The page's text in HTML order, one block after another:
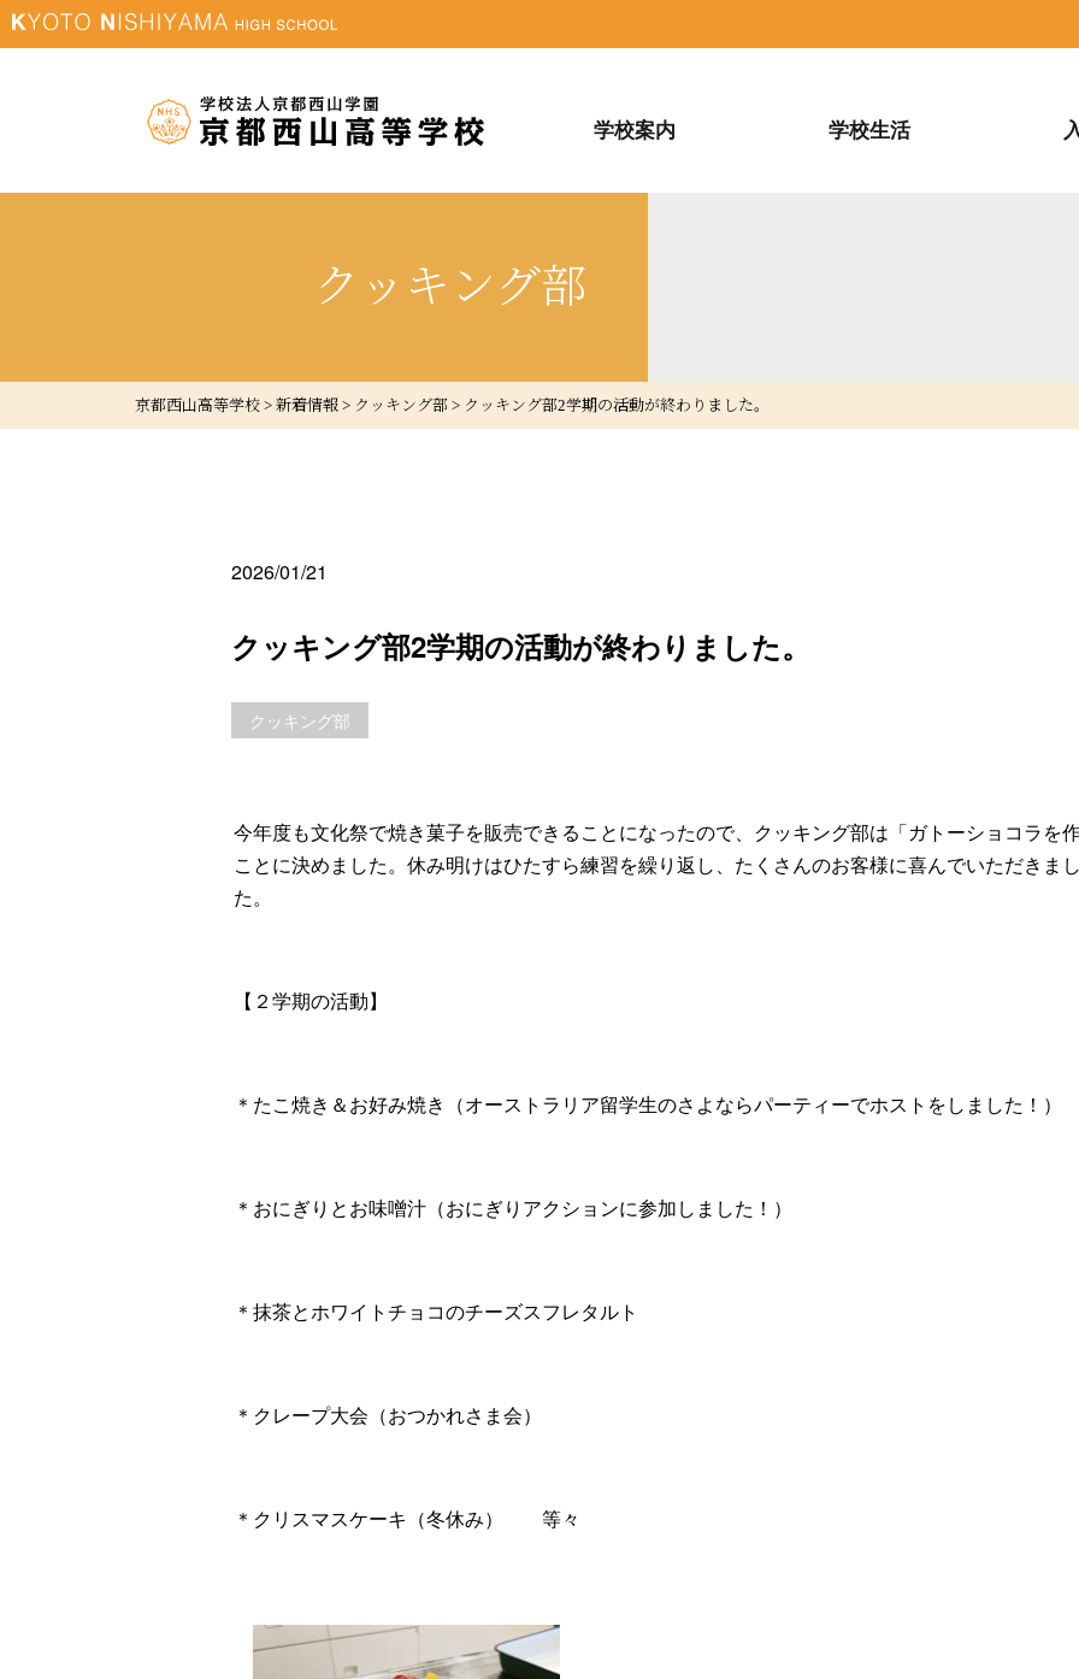
学校案内 学校生活
クッキング部
京都西山高等学校 > 新着情報 > クッキング部 > クッキング部2学期の活動が終わりました。
2026/01/21
クッキング部2学期の活動が終わりました。
クッキング部
今年度も文化祭で焼き菓子を販売できることになったので、クッキング部は「ガトーショコラを
ことに決めました。休み明けはひたすら練習を繰り返し、たくさんのお客様に喜んでいただきま
た。
【２学期の活動】
＊たこ焼き＆お好み焼き（オーストラリア留学生のさよならパーティーでホストをしました！）
＊おにぎりとお味噌汁（おにぎりアクションに参加しました！）
＊抹茶とホワイトチョコのチーズスフレタルト
＊クレープ大会（おつかれさま会）
＊クリスマスケーキ（冬休み） 等々